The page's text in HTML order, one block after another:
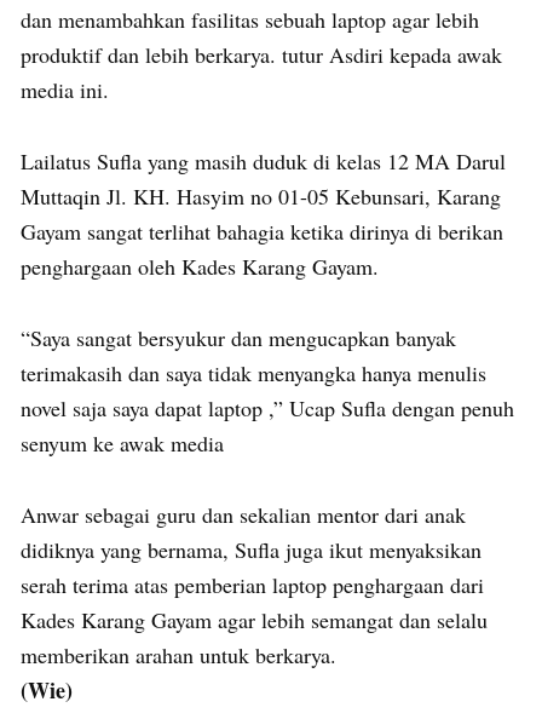
dan menambahkan fasilitas sebuah laptop agar lebih
produktif dan lebih berkarya. tutur Asdiri kepada awak
media ini.
Lailatus Sufla yang masih duduk di kelas 12 MA Darul
Muttaqin Jl. KH. Hasyim no 01-05 Kebunsari, Karang
Gayam sangat terlihat bahagia ketika dirinya di berikan
penghargaan oleh Kades Karang Gayam.
“Saya sangat bersyukur dan mengucapkan banyak
terimakasih dan saya tidak menyangka hanya menulis
novel saja saya dapat laptop ,” Ucap Sufla dengan penuh
senyum ke awak media
Anwar sebagai guru dan sekalian mentor dari anak
didiknya yang bernama, Sufla juga ikut menyaksikan
serah terima atas pemberian laptop penghargaan dari
Kades Karang Gayam agar lebih semangat dan selalu
memberikan arahan untuk berkarya.
(Wie)